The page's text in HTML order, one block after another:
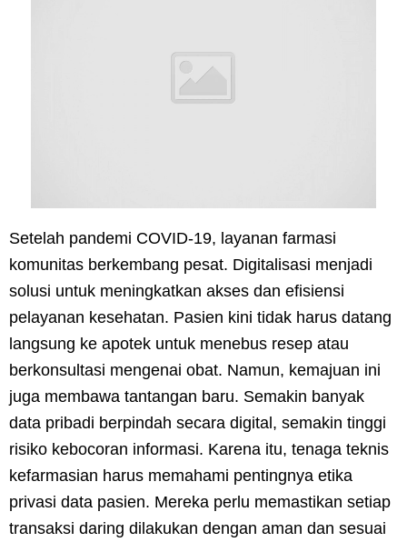
Setelah pandemi COVID-19, layanan farmasi
komunitas berkembang pesat. Digitalisasi menjadi
solusi untuk meningkatkan akses dan efisiensi
pelayanan kesehatan. Pasien kini tidak harus datang
langsung ke apotek untuk menebus resep atau
berkonsultasi mengenai obat. Namun, kemajuan ini
juga membawa tantangan baru. Semakin banyak
data pribadi berpindah secara digital, semakin tinggi
risiko kebocoran informasi. Karena itu, tenaga teknis
kefarmasian harus memahami pentingnya etika
privasi data pasien. Mereka perlu memastikan setiap
transaksi daring dilakukan dengan aman dan sesuai